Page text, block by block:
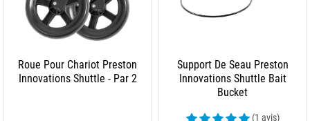
Roue Pour Chariot Preston
Innovations Shuttle - Par 2
Support De Seau Preston
Innovations Shuttle Bait
Bucket
(1 avis)